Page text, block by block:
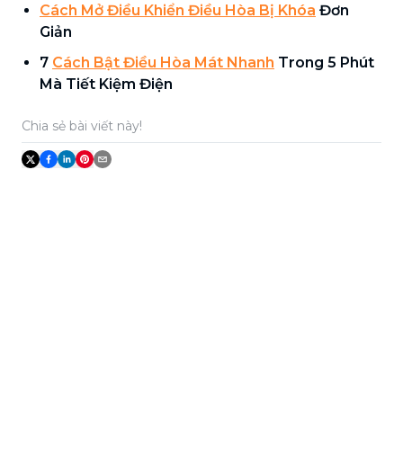
Cách Mở Điều Khiển Điều Hòa Bị Khóa Đơn
Giản
7 Cách Bật Điều Hòa Mát Nhanh Trong 5 Phút
Mà Tiết Kiệm Điện
Chia sẻ bài viết này!